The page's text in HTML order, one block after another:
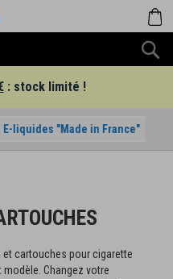
: stock limité !
in France"
cartouches pour cigarette
Changez votre